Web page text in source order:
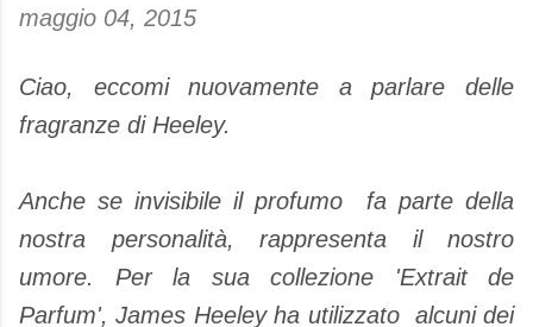
maggio 04, 2015
Ciao, eccomi nuovamente a parlare delle
fragranze di Heeley.
Anche se invisibile il profumo fa parte della
nostra personalità, rappresenta il nostro
umore. Per la sua collezione 'Extrait de
Parfum', James Heeley ha utilizzato alcuni dei